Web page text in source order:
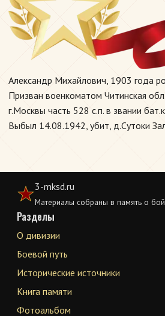
Александр Михайлович, 1903 года
Призван военкоматом Читинская
г.Москвы часть 528 с.п. в звании
Выбыл 14.08.1942, убит, д.Сутоки
3-mksd.ru
Материалы собраны в память о
Разделы
О дивизии
Боевой путь
Исторические источники
Книга памяти
Фотоальбом